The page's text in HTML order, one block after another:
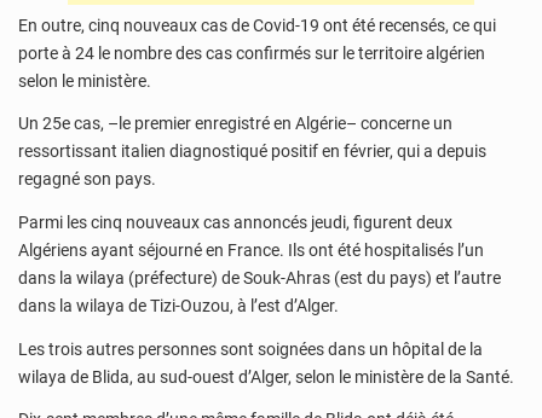
En outre, cinq nouveaux cas de Covid-19 ont été recensés, ce qui
porte à 24 le nombre des cas confirmés sur le territoire algérien
selon le ministère.
Un 25e cas, –le premier enregistré en Algérie– concerne un
ressortissant italien diagnostiqué positif en février, qui a depuis
regagné son pays.
Parmi les cinq nouveaux cas annoncés jeudi, figurent deux
Algériens ayant séjourné en France. Ils ont été hospitalisés l’un
dans la wilaya (préfecture) de Souk-Ahras (est du pays) et l’autre
dans la wilaya de Tizi-Ouzou, à l’est d’Alger.
Les trois autres personnes sont soignées dans un hôpital de la
wilaya de Blida, au sud-ouest d’Alger, selon le ministère de la Santé.